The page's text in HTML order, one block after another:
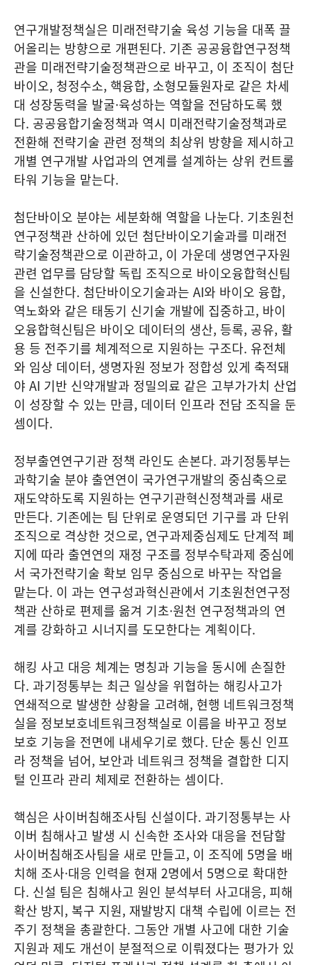
연구개발정책실은 미래전략기술 육성 기능을 대폭 끌
어올리는 방향으로 개편된다. 기존 공공융합연구정책
관을 미래전략기술정책관으로 바꾸고, 이 조직이 첨단
바이오, 청정수소, 핵융합, 소형모듈원자로 같은 차세
대 성장동력을 발굴·육성하는 역할을 전담하도록 했
다. 공공융합기술정책과 역시 미래전략기술정책과로
전환해 전략기술 관련 정책의 최상위 방향을 제시하고
개별 연구개발 사업과의 연계를 설계하는 상위 컨트롤
타워 기능을 맡는다.
첨단바이오 분야는 세분화해 역할을 나눈다. 기초원천
연구정책관 산하에 있던 첨단바이오기술과를 미래전
략기술정책관으로 이관하고, 이 가운데 생명연구자원
관련 업무를 담당할 독립 조직으로 바이오융합혁신팀
을 신설한다. 첨단바이오기술과는 AI와 바이오 융합,
역노화와 같은 태동기 신기술 개발에 집중하고, 바이
오융합혁신팀은 바이오 데이터의 생산, 등록, 공유, 활
용 등 전주기를 체계적으로 지원하는 구조다. 유전체
와 임상 데이터, 생명자원 정보가 정합성 있게 축적돼
야 AI 기반 신약개발과 정밀의료 같은 고부가가치 산업
이 성장할 수 있는 만큼, 데이터 인프라 전담 조직을 둔
셈이다.
정부출연연구기관 정책 라인도 손본다. 과기정통부는
과학기술 분야 출연연이 국가연구개발의 중심축으로
재도약하도록 지원하는 연구기관혁신정책과를 새로
만든다. 기존에는 팀 단위로 운영되던 기구를 과 단위
조직으로 격상한 것으로, 연구과제중심제도 단계적 폐
지에 따라 출연연의 재정 구조를 정부수탁과제 중심에
서 국가전략기술 확보 임무 중심으로 바꾸는 작업을
맡는다. 이 과는 연구성과혁신관에서 기초원천연구정
책관 산하로 편제를 옮겨 기초·원천 연구정책과의 연
계를 강화하고 시너지를 도모한다는 계획이다.
해킹 사고 대응 체계는 명칭과 기능을 동시에 손질한
다. 과기정통부는 최근 일상을 위협하는 해킹사고가
연쇄적으로 발생한 상황을 고려해, 현행 네트워크정책
실을 정보보호네트워크정책실로 이름을 바꾸고 정보
보호 기능을 전면에 내세우기로 했다. 단순 통신 인프
라 정책을 넘어, 보안과 네트워크 정책을 결합한 디지
털 인프라 관리 체제로 전환하는 셈이다.
핵심은 사이버침해조사팀 신설이다. 과기정통부는 사
이버 침해사고 발생 시 신속한 조사와 대응을 전담할
사이버침해조사팀을 새로 만들고, 이 조직에 5명을 배
치해 조사·대응 인력을 현재 2명에서 5명으로 확대한
다. 신설 팀은 침해사고 원인 분석부터 사고대응, 피해
확산 방지, 복구 지원, 재발방지 대책 수립에 이르는 전
주기 정책을 총괄한다. 그동안 개별 사고에 대한 기술
지원과 제도 개선이 분절적으로 이뤄졌다는 평가가 있